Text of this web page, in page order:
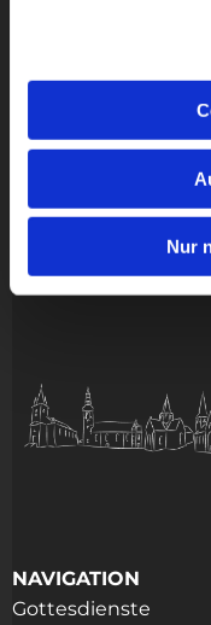
Nur
NAVIGATION
Gottesdienste